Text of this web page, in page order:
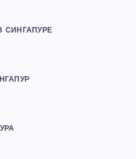
СИНГАПУРЕ